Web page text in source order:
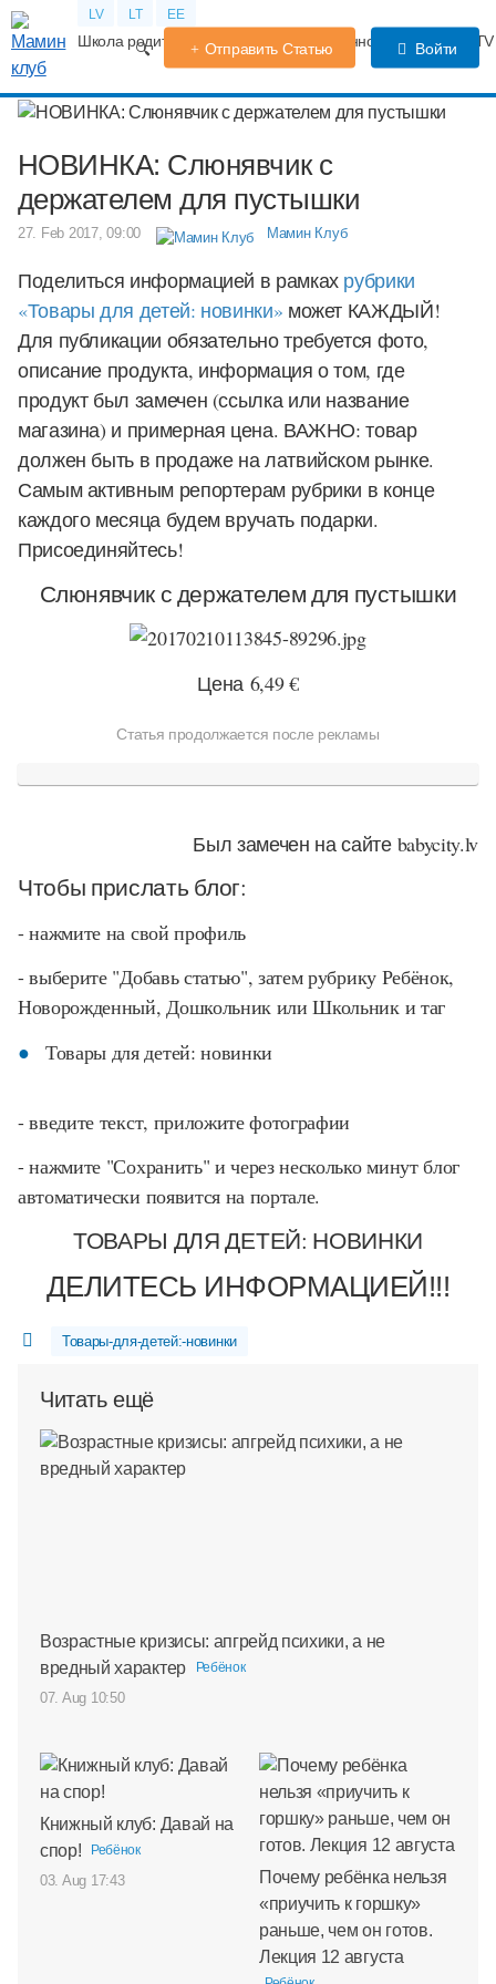
LV LT EE
Школа родителей Календарь беременности Форум
Отправить Статью Войти
НОВИНКА: Слюнявчик с
держателем для пустышки
27. Feb 2017, 09:00 Мамин Клуб
Поделиться информацией в рамках рубрики
«Товары для детей: новинки» может КАЖДЫЙ!
Для публикации обязательно требуется фото,
описание продукта, информация о том, где
продукт был замечен (ссылка или название
магазина) и примерная цена. ВАЖНО: товар
должен быть в продаже на латвийском рынке.
Самым активным репортерам рубрики в конце
каждого месяца будем вручать подарки.
Присоединяйтесь!
Слюнявчик с держателем для пустышки
Цена 6,49 €
Статья продолжается после рекламы
Был замечен на сайте babycity.lv
Чтобы прислать блог:
- нажмите на свой профиль
- выберите "Добавь статью", затем рубрику Ребёнок,
Новорожденный, Дошкольник или Школьник и таг
Товары для детей: новинки
- введите текст, приложите фотографии
- нажмите "Сохранить" и через несколько минут блог
автоматически появится на портале.
ТОВАРЫ ДЛЯ ДЕТЕЙ: НОВИНКИ
ДЕЛИТЕСЬ ИНФОРМАЦИЕЙ!!!
Товары-для-детей:-новинки
Читать ещё
Возрастные кризисы: апгрейд психики, а не
вредный характер
Ребёнок
07. Aug 10:50
Книжный клуб: Давай на
спор!
Ребёнок
03. Aug 17:43
Почему ребёнка нельзя
«приучить к горшку»
раньше, чем он готов.
Лекция 12 августа